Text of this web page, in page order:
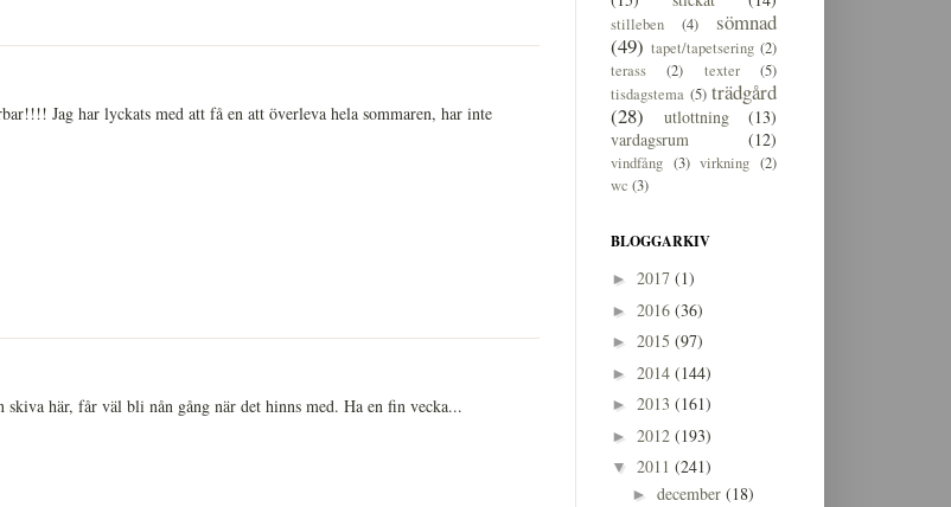
Jag har lyckats med att få en att överleva hela sommaren, har inte
skiva här, får väl bli nån gång när det hinns med. Ha en fin vecka...
stilleben (4)
sömnad
(49) tapet/tapetsering (2)
terass
(2) texter
(5)
tisdagstema (5) trädgård
(28)
utlottning
(13)
vardagsrum
(12)
vindfång (3) virkning (2)
wc (3)
BLOGGARKIV
► 2017 (1)
► 2016 (36)
► 2015 (97)
► 2014 (144)
► 2013 (161)
► 2012 (193)
▼ 2011 (241)
► december (18)